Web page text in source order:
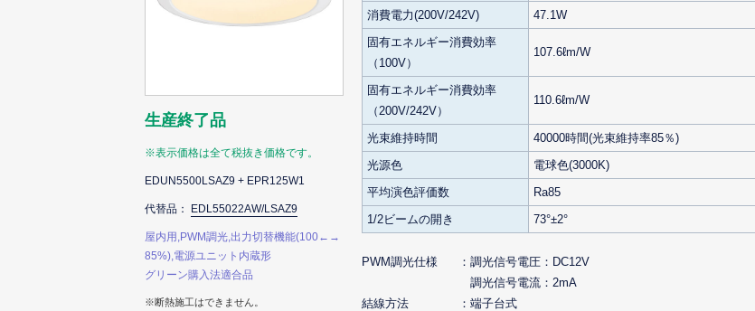
生産終了品
※表示価格は全て税抜き価格です。
EDUN5500LSAZ9 + EPR125W1
代替品： EDL55022AW/LSAZ9
屋内用,PWM調光,出力切替機能(100←→
85%),電源ユニット内蔵形
グリーン購入法適合品
※断熱施工はできません。
消費電力(200V/242V)
47.1W
固有エネルギー消費効率
（100V）
107.6ℓm/W
固有エネルギー消費効率
（200V/242V）
110.6ℓm/W
光束維持時間
40000時間(光束維持率85％)
光源色
電球色(3000K)
平均演色評価数
Ra85
1/2ビームの開き
73°±2°
PWM調光仕様
調光信号電圧：DC12V
調光信号電流：2mA
結線方法
端子台式